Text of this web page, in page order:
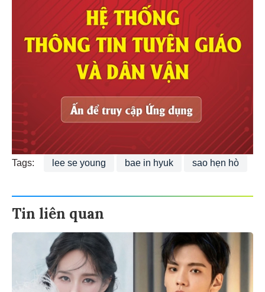
Tags: lee se young bae in hyuk sao hẹn hò
Tin liên quan